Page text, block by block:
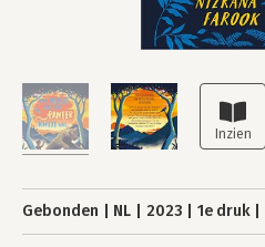
Gebonden NL 2023 1e druk